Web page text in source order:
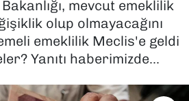
mevcut emeklilik
olup olmayacağını
emeklilik Meclis'e geldi
Yanıtı haberimizde...